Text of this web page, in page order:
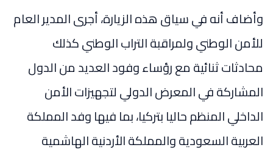
وأضاف أنه في سياق هذه الزيارة، أجرى المدير العام
للأمن الوطني ولمراقبة التراب الوطني كذلك
محادثات ثنائية مع رؤساء وفود العديد من الدول
المشاركة في المعرض الدولي لتجهيزات الأمن
الداخلي المنظم حاليا بتركيا، بما فيها وفد المملكة
العربية السعودية والمملكة الأردنية الهاشمية